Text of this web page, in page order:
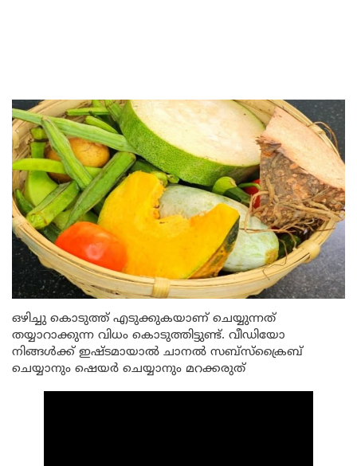
ഒഴിച്ചു കൊടുത്ത് എടുക്കുകയാണ് ചെയ്യുന്നത്
തയ്യാറാക്കുന്ന വിധം കൊടുത്തിട്ടുണ്ട്. വീഡിയോ
നിങ്ങൾക്ക് ഇഷ്ടമായാൽ ചാനൽ സബ്സ്ക്രൈബ്
ചെയ്യാനും ഷെയർ ചെയ്യാനും മറക്കരുത്